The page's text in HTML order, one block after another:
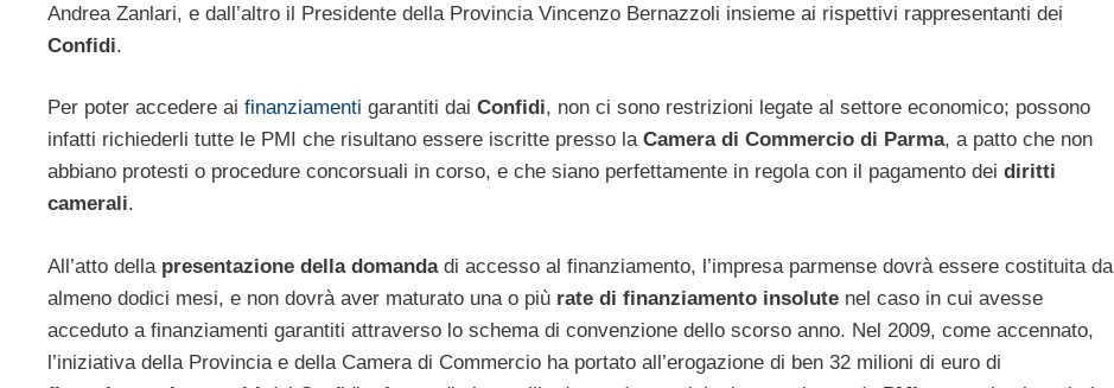
Andrea Zanlari, e dall’altro il Presidente della Provincia Vincenzo Bernazzoli insieme ai rispettivi rappresentanti dei
Confidi.
Per poter accedere ai finanziamenti garantiti dai Confidi, non ci sono restrizioni legate al settore economico; possono
infatti richiederli tutte le PMI che risultano essere iscritte presso la Camera di Commercio di Parma, a patto che non
abbiano protesti o procedure concorsuali in corso, e che siano perfettamente in regola con il pagamento dei diritti
camerali.
All’atto della presentazione della domandadi accesso al finanziamento, l’impresa parmense dovrà essere costituita da
almeno dodici mesi, e non dovrà aver maturato una o più rate di finanziamento insolute nel caso in cui avesse
acceduto a finanziamenti garantiti attraverso lo schema di convenzione dello scorso anno. Nel 2009, come accennato,
l’iniziativa della Provincia e della Camera di Commercio ha portato all’erogazione di ben 32 milioni di euro di